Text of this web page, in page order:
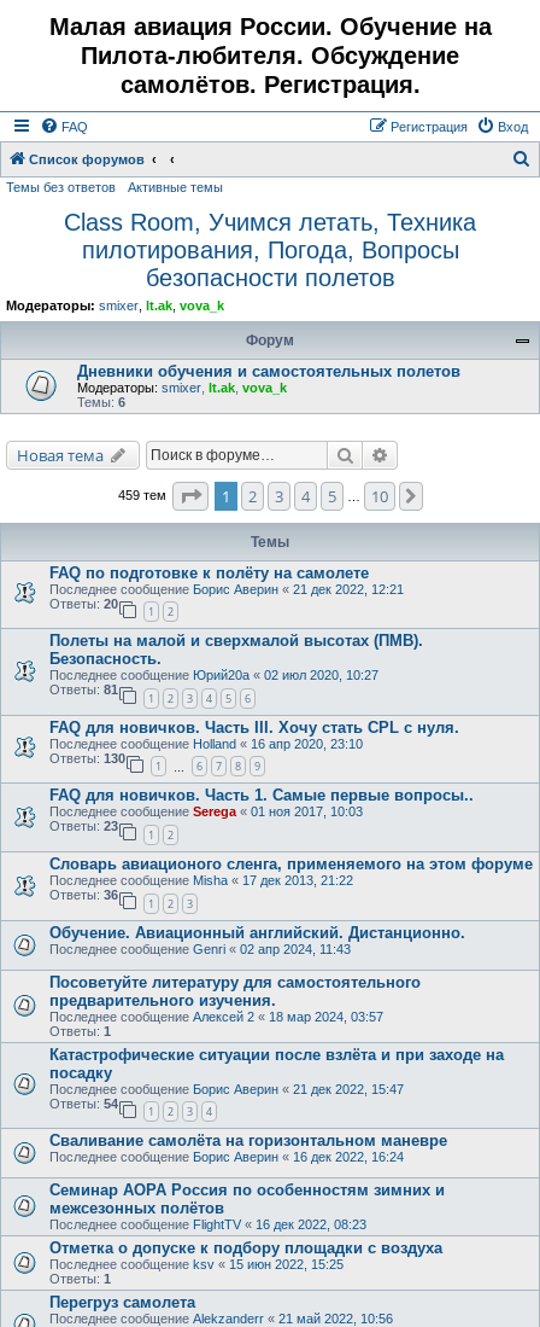
Малая авиация России. Обучение на
Пилота-любителя. Обсуждение
самолётов. Регистрация.
FAQ Вход
Регистрация
Список форумов
Темы без ответов Активные темы
Class Room, Учимся летать, Техника
пилотирования, Погода, Вопросы
безопасности полетов
Модераторы: smixer lt.ak vova_k
Форум
Дневники обучения и самостоятельных полетов
Модераторы: smixer lt.ak vova_k
Темы: 6
Новая тема Поиск
459 тем Страница1 из
1 2 3 4 5 10
Темы
FAQ по подготовке к полёту на самолете
Последнее сообщение Борис Аверин « 21 дек 2022, 12:21
Ответы: 20
1 2
Полеты на малой и сверхмалой высотах (ПМВ).
Безопасность.
Последнее сообщение Юрий20а « 02 июл 2020, 10:27
Ответы: 81
1 2 3 4 5 6
FAQ для новичков. Часть III. Хочу стать CPL c нуля.
Последнее сообщение Holland « 16 апр 2020, 23:10
Ответы: 130
1 6 7 8 9
FAQ для новичков. Часть 1. Самые первые вопросы..
Последнее сообщение Serega« 01 ноя 2017, 10:03
Ответы: 23
1 2
Словарь авиационого сленга, применяемого на этом форуме
Последнее сообщение Misha « 17 дек 2013, 21:22
Ответы: 36
1 2 3
Обучение. Авиационный английский. Дистанционно.
Последнее сообщение Genri « 02 апр 2024, 11:43
Посоветуйте литературу для самостоятельного
предварительного изучения.
Последнее сообщение Алексей 2 « 18 мар 2024, 03:57
Ответы: 1
Катастрофические ситуации после взлёта и при заходе на
посадку
Последнее сообщение Борис Аверин « 21 дек 2022, 15:47
Ответы: 54
1 2 3 4
Сваливание самолёта на горизонтальном маневре
Последнее сообщение Борис Аверин « 16 дек 2022, 16:24
Семинар AOPA Россия по особенностям зимних и
межсезонных полётов
Последнее сообщение FlightTV « 16 дек 2022, 08:23
Отметка о допуске к подбору площадки с воздуха
Последнее сообщение ksv « 15 июн 2022, 15:25
Ответы: 1
Перегруз самолета
Последнее сообщение Alekzanderr « 21 май 2022, 10:56